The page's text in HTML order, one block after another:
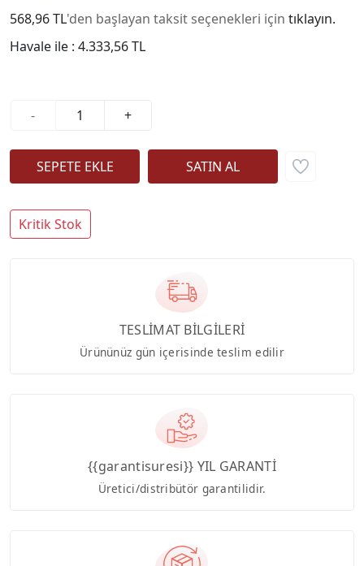
568,96 TL'den başlayan taksit seçenekleri için tıklayın.
Havale ile : 4.333,56 TL
- +
Kritik Stok
TESLİMAT BİLGİLERİ
Ürününüz gün içerisinde teslim edilir
{{garantisuresi}} YIL GARANTİ
Üretici/distribütör garantilidir.